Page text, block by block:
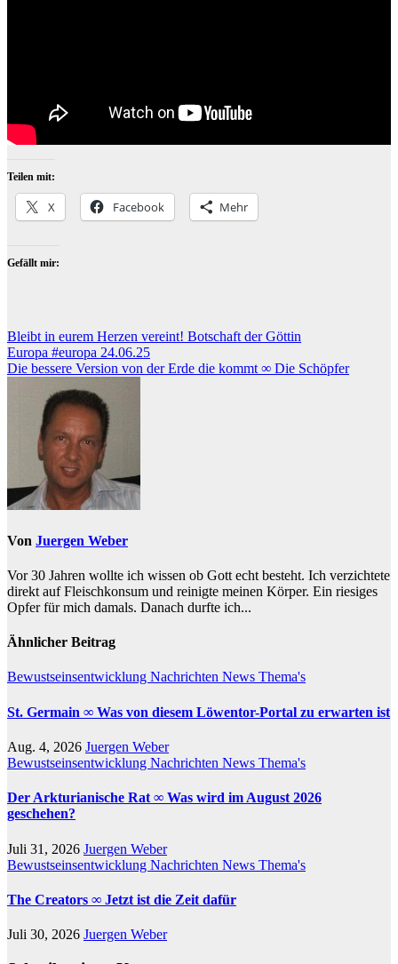
Teilen mit:
X Facebook Mehr
Gefällt mir:
Beitragsnavigation
Bleibt in eurem Herzen vereint! Botschaft der Göttin
Europa #europa 24.06.25
Die bessere Version von der Erde die kommt ∞ Die Schöpfer
Von Juergen Weber
Vor 30 Jahren wollte ich wissen ob Gott echt besteht. Ich verzichtete
direkt auf Fleischkonsum und reinigte meinen Körper. Ein riesiges
Opfer für mich damals. Danach durfte ich...
Ähnlicher Beitrag
Bewustseinsentwicklung Nachrichten News Thema's
St. Germain ∞ Was von diesem Löwentor-Portal zu erwarten ist
Aug. 4, 2026 Juergen Weber
Bewustseinsentwicklung Nachrichten News Thema's
Der Arkturianische Rat ∞ Was wird im August 2026
geschehen?
Juli 31, 2026 Juergen Weber
Bewustseinsentwicklung Nachrichten News Thema's
The Creators ∞ Jetzt ist die Zeit dafür
Juli 30, 2026 Juergen Weber